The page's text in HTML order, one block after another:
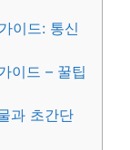
이드: 통신
이드 – 꿀팁
과 초간단